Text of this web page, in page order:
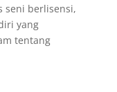
seni berlisensi,
yang
tentang